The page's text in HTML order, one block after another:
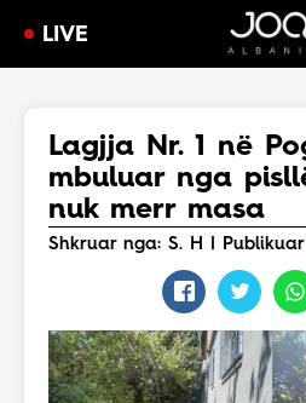
LIVE
Lagjja Nr. 1 në
mbuluar nga
nuk merr masa
Shkruar nga: S. H | Publikuar